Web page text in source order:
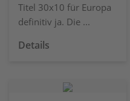
Titel 30x10 für Europa
definitiv ja. Die ...
Details